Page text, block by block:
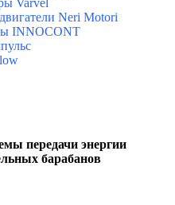
Varvel
Neri Motori
INNOCONT
передачи энергии
барабанов